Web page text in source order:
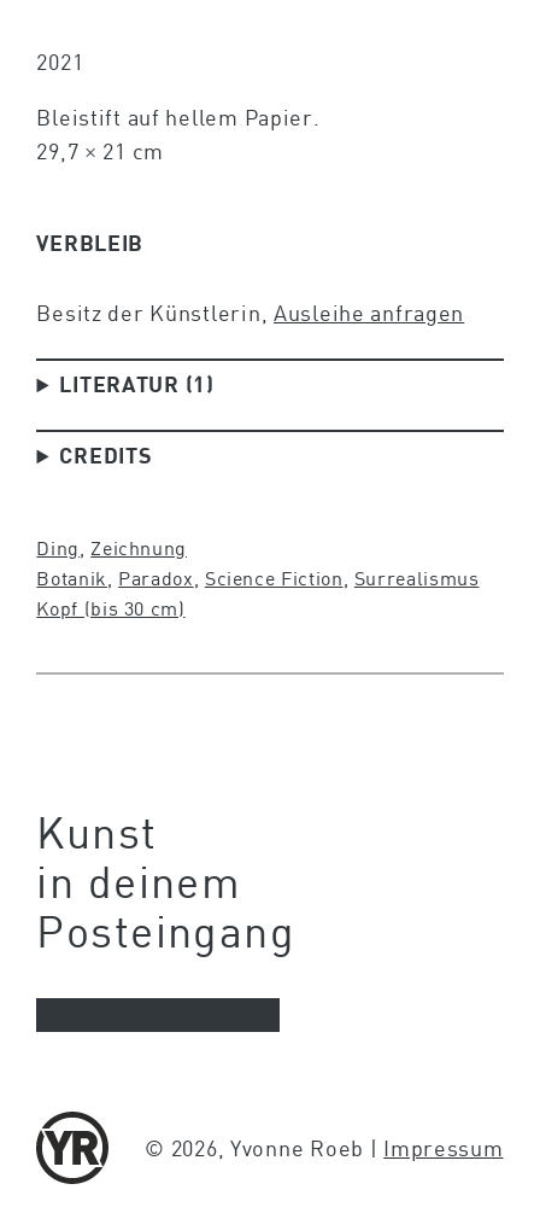
2021
Bleistift auf hellem Papier.
29,7 × 21 cm
VERBLEIB
Besitz der Künstlerin, Ausleihe anfragen
LITERATUR (1)
CREDITS
Ding
Zeichnung
Botanik
Paradox Science Fiction
Surrealismus
Kopf (bis 30 cm)
Kunst
in deinem
Posteingang
© 2026, Yvonne Roeb | Impressum